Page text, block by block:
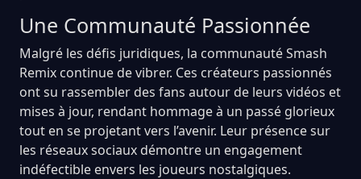
Une Communauté Passionnée
Malgré les défis juridiques, la communauté Smash
Remix continue de vibrer. Ces créateurs passionnés
ont su rassembler des fans autour de leurs vidéos et
mises à jour, rendant hommage à un passé glorieux
tout en se projetant vers l’avenir. Leur présence sur
les réseaux sociaux démontre un engagement
indéfectible envers les joueurs nostalgiques.